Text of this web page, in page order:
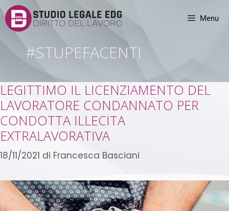
Menu
#STUPEFACENTI
LEGITTIMO IL LICENZIAMENTO DEL
LAVORATORE CONDANNATO PER
CONDOTTA ILLECITA
EXTRALAVORATIVA
18/11/2021 di Francesca Basciani